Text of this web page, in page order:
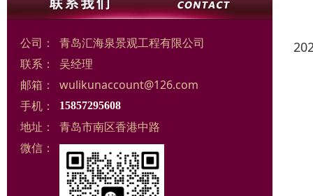
公司：
青岛汇海泉景观工程有限公司
联系：
吴经理
邮箱：
wulikunaccount@126.com
手机：
15857295608
地址：
青岛市南区香港中路
微信：